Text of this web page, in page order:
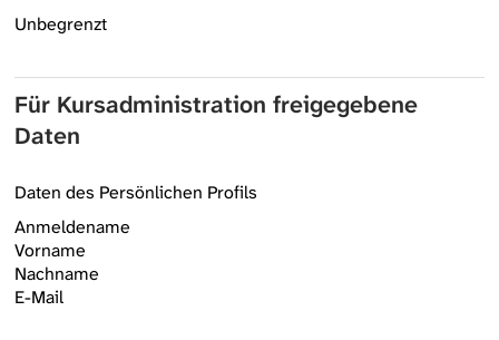
Unbegrenzt
Für Kursadministration freigegebene
Daten
Daten des Persönlichen Profils
Anmeldename
Vorname
Nachname
E-Mail